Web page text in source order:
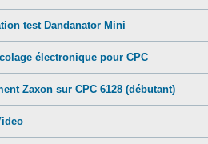
test Dandanator Mini
électronique pour CPC
Zaxon sur CPC 6128 (débutant)